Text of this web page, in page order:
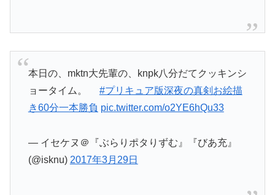
本日の、mktn大先輩の、knpk八分だてクッキンシ
ョータイム。 #プリキュア版深夜の真剣お絵描
き60分一本勝負 pic.twitter.com/o2YE6hQu33
— イセケヌ＠『ぶらりポタりずむ』『びあ充』
(@isknu) 2017年3月29日